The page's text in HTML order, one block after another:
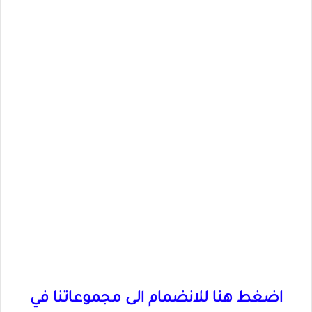
اضغط هنا للانضمام الى مجموعاتنا في